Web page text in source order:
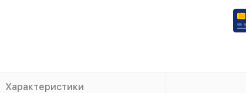
Характеристики